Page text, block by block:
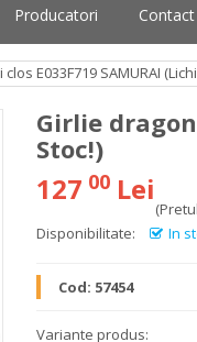
Producatori Contact
E033F719 SAMURAI
Girlie
Stoc!)
127 00 Lei
Disponibilitate:
In
Cod: 57454
Variante produs: